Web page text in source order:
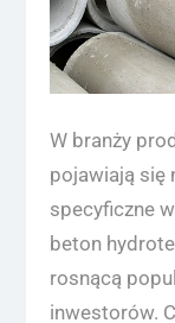
W branży
pojawiają się
specyficzne
beton
rosnącą
inwestorów.